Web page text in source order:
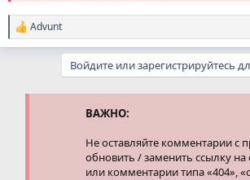
Р
е
Advunt
Войдите или зарегистрируйтесь
ВАЖНО:
Не оставляйте комментарии с
обновить / заменить ссылку на
или комментарии типа «404»,